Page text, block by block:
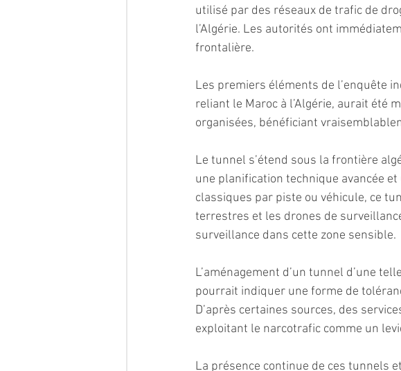
utilisé par des réseaux de trafic de
l’Algérie. Les autorités ont
frontalière.
Les premiers éléments de l’enquête
reliant le Maroc à l’Algérie, aurait été
organisées, bénéficiant
Le tunnel s’étend sous la frontière
une planification technique avancée
classiques par piste ou véhicule, ce
terrestres et les drones de
surveillance dans cette zone sensible.
L’aménagement d’un tunnel d’une
pourrait indiquer une forme de
D’après certaines sources, des
exploitant le narcotrafic comme un
La présence continue de ces tunnels